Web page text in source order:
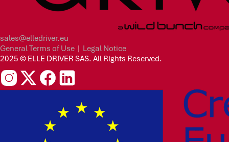
sales@elledriver.eu
General Terms of Use | Legal Notice
2025 © ELLE DRIVER SAS. All Rights Reserved.